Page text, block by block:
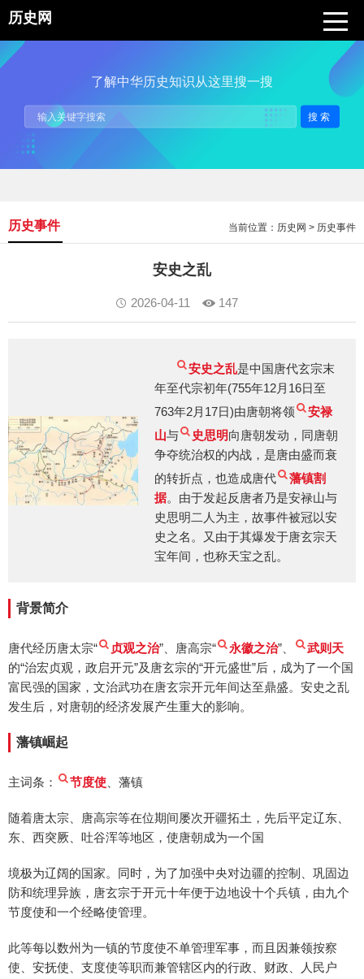
历史网
了解中华历史知识从这里搜一搜
搜索
当前位置： 历史网 > 历史事件
历史事件
安史之乱
2026-04-11 147
安史之乱是中国唐代玄宗末
年至代宗初年(755年12月16日至
763年2月17日)由唐朝将领
安禄
山与 史思明向唐朝发动，同唐朝
争夺统治权的内战，是唐由盛而衰
的转折点，也造成唐代
藩镇割
据。由于发起反唐者乃是安禄山与
史思明二人为主，故事件被冠以安
史之名。又由于其爆发于唐玄宗天
宝年间，也称天宝之乱。
背景简介
唐代经历唐太宗“ 贞观之治”、唐高宗“ 永徽之治”、
武则天
的“治宏贞观，政启开元”及唐玄宗的“开元盛世”后，成为了一个国
富民强的国家，文治武功在唐玄宗开元年间达至鼎盛。安史之乱
发生后，对唐朝的经济发展产生重大的影响。
藩镇崛起
主词条： 节度使 、藩镇
随着唐太宗、唐高宗等在位期间屡次开疆拓土，先后平定辽东、
东、西突厥、吐谷浑等地区，使唐朝成为一个国
境极为辽阔的国家。同时，为了加强中央对边疆的控制、巩固边
防和统理异族，唐玄宗于开元十年便于边地设十个兵镇，由九个
节度使和一个经略使管理。
此等每以数州为一镇的节度使不单管理军事，而且因兼领按察
使、安抚使、支度使等职而兼管辖区内的行政、财政、人民户